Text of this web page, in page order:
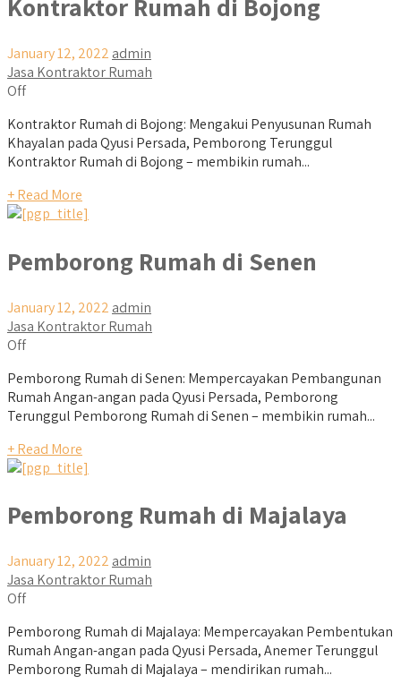
Kontraktor Rumah di Bojong
January 12, 2022 admin
Jasa Kontraktor Rumah
Off
Kontraktor Rumah di Bojong: Mengakui Penyusunan Rumah
Khayalan pada Qyusi Persada, Pemborong Terunggul
Kontraktor Rumah di Bojong – membikin rumah...
+ Read More
Pemborong Rumah di Senen
January 12, 2022 admin
Jasa Kontraktor Rumah
Off
Pemborong Rumah di Senen: Mempercayakan Pembangunan
Rumah Angan-angan pada Qyusi Persada, Pemborong
Terunggul Pemborong Rumah di Senen – membikin rumah...
+ Read More
Pemborong Rumah di Majalaya
January 12, 2022 admin
Jasa Kontraktor Rumah
Off
Pemborong Rumah di Majalaya: Mempercayakan Pembentukan
Rumah Angan-angan pada Qyusi Persada, Anemer Terunggul
Pemborong Rumah di Majalaya – mendirikan rumah...